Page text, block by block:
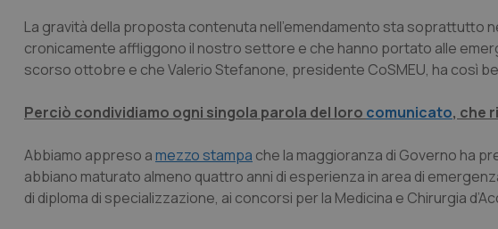
La gravità della proposta contenuta nell’emendamento sta soprattutto
cronicamente affliggono il nostro settore e che hanno portato alle
scorso ottobre e che Valerio Stefanone, presidente CoSMEU, ha così
Perciò condividiamo ogni singola parola del loro comunicato, che
Abbiamo appreso amezzo stampa che la maggioranza di Governo ha
abbiano maturato almeno quattro anni di esperienza in area di
di diploma di specializzazione, ai concorsi per la Medicina e Chirurgia